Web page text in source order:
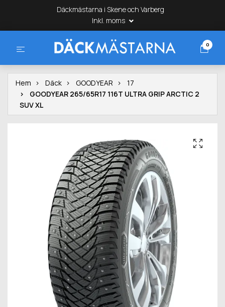
Däckmästarna i Skene och Varberg
Inkl. moms
0
Hem Däck GOODYEAR
17
GOODYEAR 265/65R17 116T ULTRA GRIP ARCTIC 2
SUV XL